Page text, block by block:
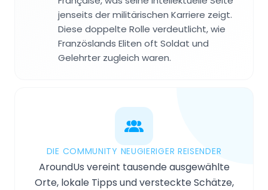
jenseits der militärischen Karriere zeigt.
Diese doppelte Rolle verdeutlicht, wie
Französlands Eliten oft Soldat und
Gelehrter zugleich waren.
DIE COMMUNITY NEUGIERIGER REISENDER
AroundUs vereint tausende ausgewählte
Orte, lokale Tipps und versteckte Schätze,